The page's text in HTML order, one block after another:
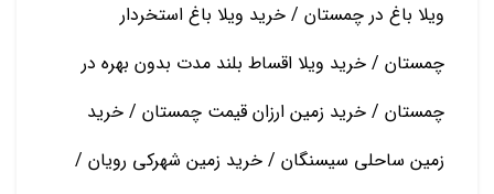
ویلا باغ در چمستان / خرید ویلا باغ استخردار
چمستان / خرید ویلا اقساط بلند مدت بدون بهره در
چمستان / خرید زمین ارزان قیمت چمستان / خرید
زمین ساحلی سیسنگان / خرید زمین شهرکی رویان /